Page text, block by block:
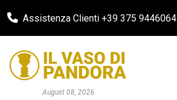
Assistenza Clienti +39 375 9446064
August 08, 2026